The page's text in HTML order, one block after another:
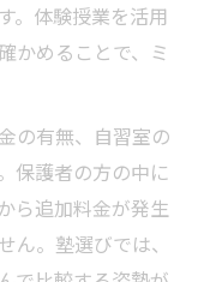
。体験授業を活用
かめることで、ミ
の有無、自習室の
保護者の方の中に
ら追加料金が発生
ん。塾選びでは、